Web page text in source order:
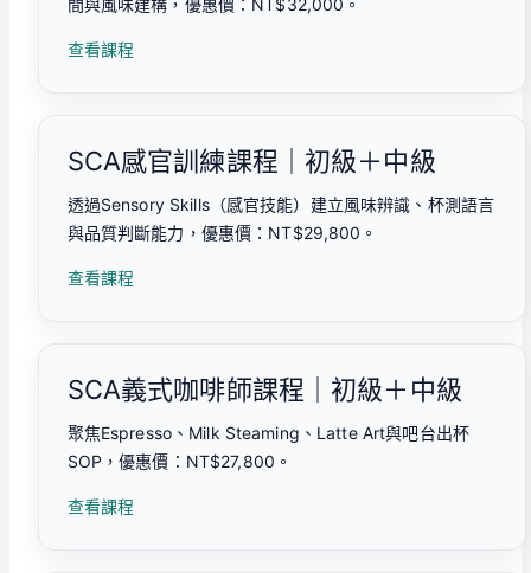
查看課程
SCA感官訓練課程｜初級＋中級
透過Sensory Skills（感官技能）建立風味辨識、杯測語言
與品質判斷能力，優惠價：NT$29,800。
查看課程
SCA義式咖啡師課程｜初級＋中級
聚焦Espresso、Milk Steaming、Latte Art與吧台出杯
SOP，優惠價：NT$27,800。
查看課程